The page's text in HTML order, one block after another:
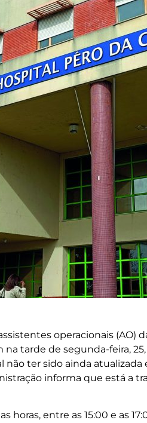
operacionais (AO)
na tarde de segunda-feira,
não ter sido ainda
informa que está a
entre as 15:00 e as